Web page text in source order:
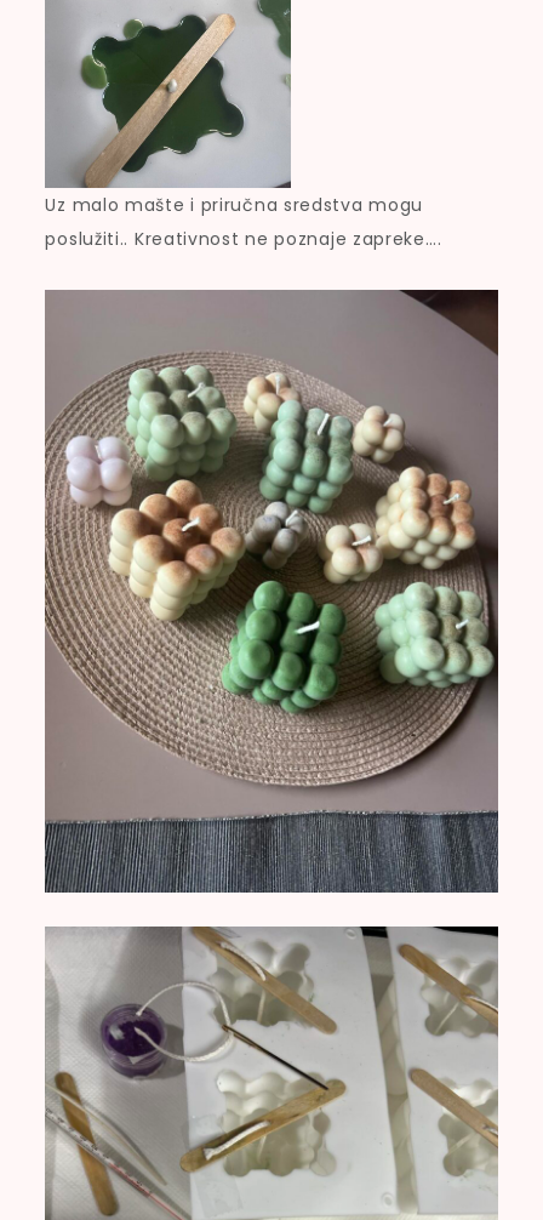
Uz malo mašte i priručna sredstva mogu
poslužiti.. Kreativnost ne poznaje zapreke….